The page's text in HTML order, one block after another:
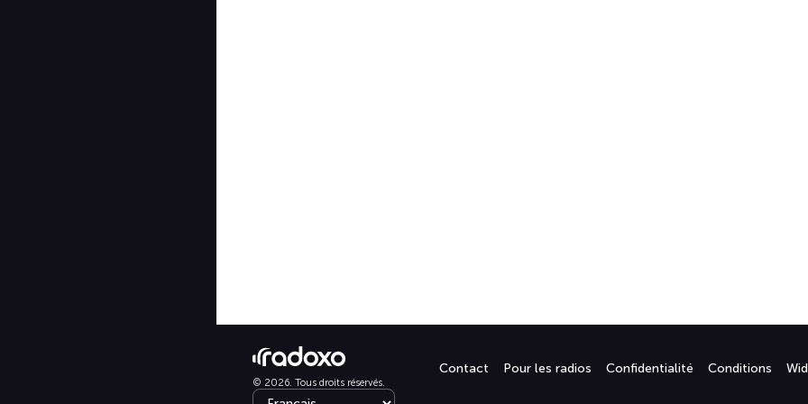
© 2026. Tous droits réservés.
Contact Pour les radios Confidentialité Conditions
Select language